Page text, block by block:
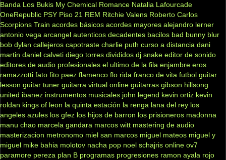
Banda Los Bukis My Chemical Romance Natalia Lafourcade
OneRepublic PSY Piso 21 REM Ritchie Valens Roberto Carlos
Scorpions Train acordes básicos acordes mayores alejandro lerner
antonio vega arcangel autenticos decadentes bacilos bad bunny blur
bob dylan callejeros capotraste charlie puth curso a distancia dani
martin daniel calveti diego torres divididos dj snake editor de sonido
editores de audio profesionales el ultimo de la fila enjambre eros
ramazzotti fato fito paez flamenco flo rida franco de vita futbol guitar
lesson guitar tuner guitarra virtual online guitarras gibson hillsong
united ibanez instrumentos musicales john legend kevin ortiz kevin
roldan kings of leon la quinta estación la renga lana del rey los
angeles azules los gfez los hijos de barron los prisioneros madonna
manu chao marcela gandara marcos witt mastering de audio
masterizacion metronomo miel san marcos miguel mateos miguel y
miguel mike bahia molotov nacha pop noel schajris online ov7
paramore pereza plan B programas progresiones ramon ayala rojo